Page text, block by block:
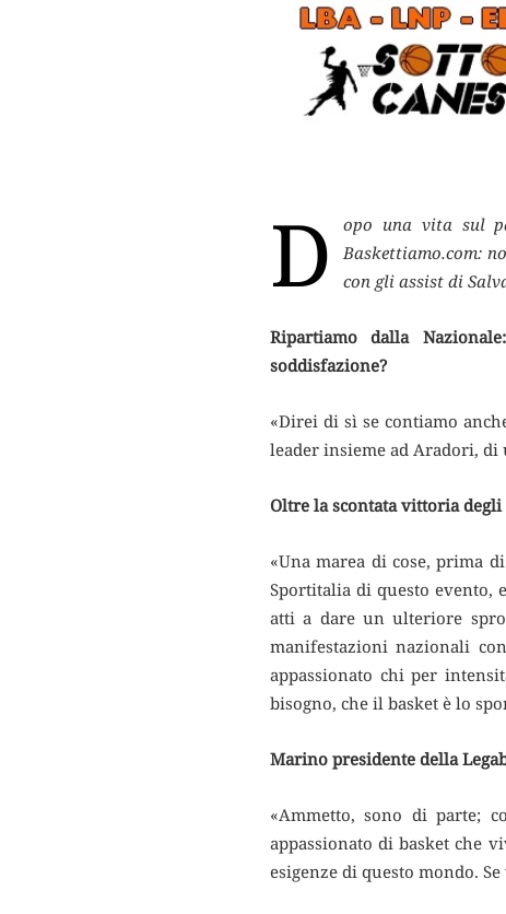
D
opo una vita sul
Baskettiamo.com:
con gli assist di
Ripartiamo dalla
soddisfazione?
«Direi di sì se contiamo
leader insieme ad Aradori,
Oltre la scontata vittoria degli
«Una marea di cose, prima
Sportitalia di questo
atti a dare un ulteriore
manifestazioni nazionali
appassionato chi per
bisogno, che il basket è lo
Marino presidente della
«Ammetto, sono di parte;
appassionato di basket che
esigenze di questo mondo.